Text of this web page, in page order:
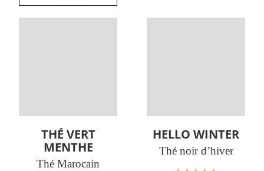
THÉ VERT
MENTHE
Thé Marocain
HELLO WINTER
Thé noir d’hiver